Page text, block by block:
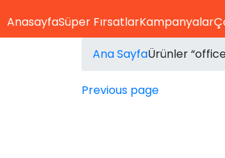
AnasayfaSüper FırsatlarKampanyalar
Ana SayfaÜrünler
Previous page